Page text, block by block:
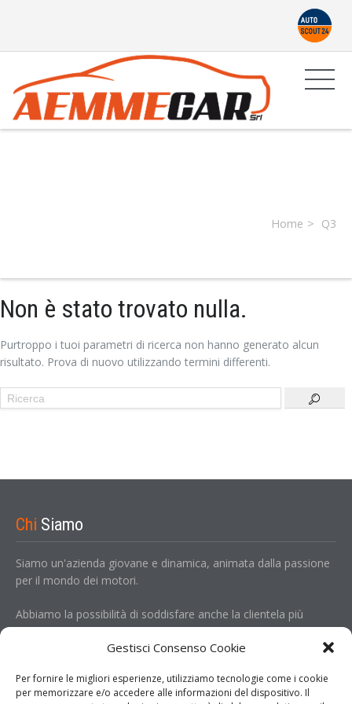
Gestisci Consenso Cookie
Per fornire le migliori esperienze, utilizziamo tecnologie come i cookie
per memorizzare e/o accedere alle informazioni del dispositivo. Il
Home Q3
Non è stato trovato nulla.
Purtroppo i tuoi parametri di ricerca non hanno generato alcun
risultato. Prova di nuovo utilizzando termini differenti.
Chi Siamo
Siamo un'azienda giovane e dinamica, animata dalla passione
per il mondo dei motori.
Abbiamo la possibilità di soddisfare anche la clientela più
esigente, potendo contare su una rete estesa di collaboratori
operanti in Europa.
Entra